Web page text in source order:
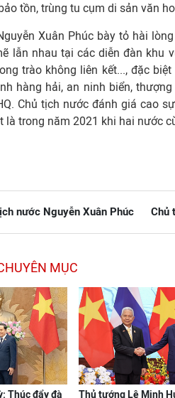
tồn, trùng tu cụm di sản văn
Xuân Phúc bày tỏ hài
lẫn nhau tại các diễn đàn khu
trào không liên kết..., đặc
hàng hải, an ninh biển,
Chủ tịch nước đánh giá cao
là trong năm 2021 khi hai nước
nước Nguyễn Xuân Phúc Chủ
MỤC
Thúc đẩy đà Thủ tướng Lê Minh